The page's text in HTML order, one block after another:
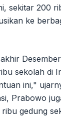
sekitar 200
ke
sekolah di
ini,"
Prabowo
gedung